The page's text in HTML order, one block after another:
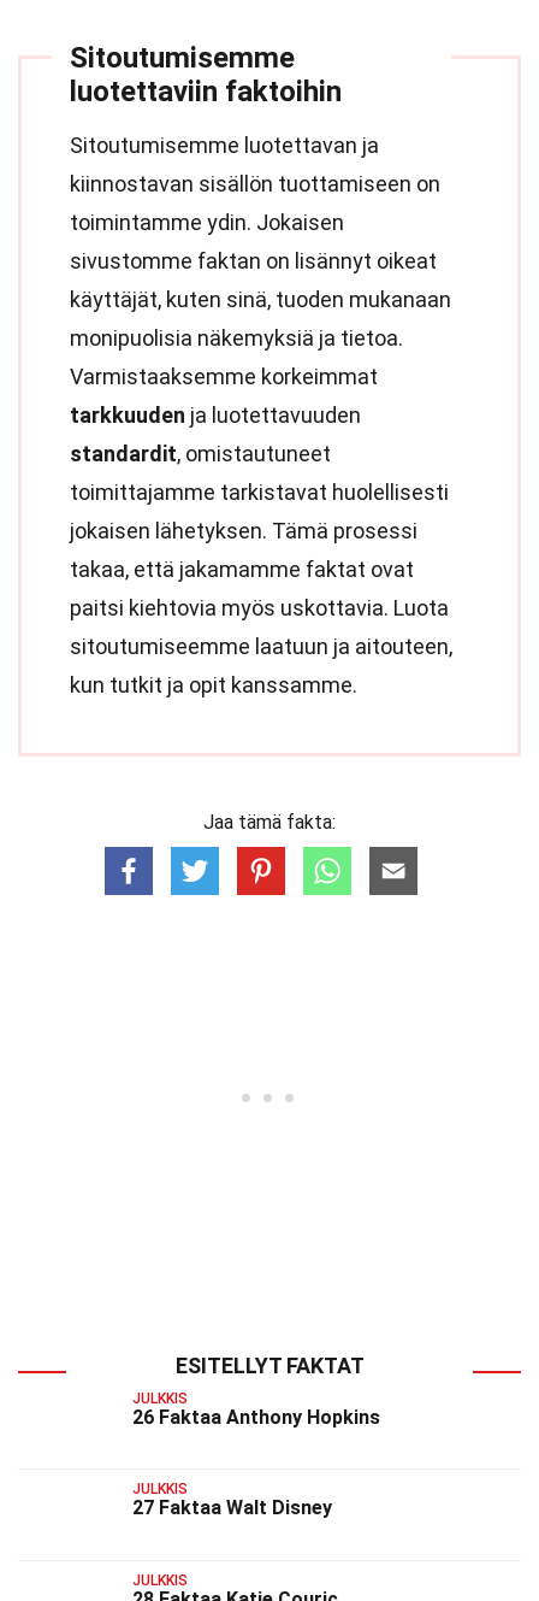
Sitoutumisemme
luotettaviin faktoihin
Sitoutumisemme luotettavan ja
kiinnostavan sisällön tuottamiseen on
toimintamme ydin. Jokaisen
sivustomme faktan on lisännyt oikeat
käyttäjät, kuten sinä, tuoden mukanaan
monipuolisia näkemyksiä ja tietoa.
Varmistaaksemme korkeimmat
tarkkuuden ja luotettavuuden
standardit, omistautuneet
toimittajamme tarkistavat huolellisesti
jokaisen lähetyksen. Tämä prosessi
takaa, että jakamamme faktat ovat
paitsi kiehtovia myös uskottavia. Luota
sitoutumiseemme laatuun ja aitouteen,
kun tutkit ja opit kanssamme.
Jaa tämä fakta:
ESITELLYT FAKTAT
JULKKIS
26 Faktaa Anthony Hopkins
JULKKIS
27 Faktaa Walt Disney
JULKKIS